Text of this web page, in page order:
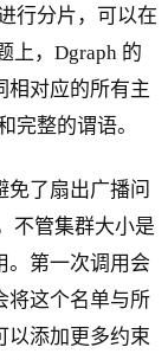
行分片，可以在
上，Dgraph 的
相对应的所有主
完整的谓语。
免了扇出广播问
不管集群大小是
。第一次调用会
将这个名单与所
以添加更多约束